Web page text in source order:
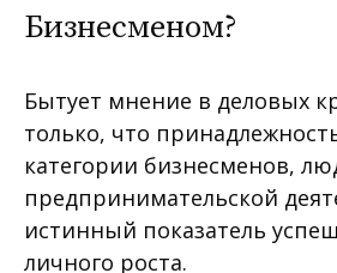
Бизнесменом?
Бытует мнение в деловых
только, что
категории бизнесменов,
предпринимательской
истинный показатель
личного роста.